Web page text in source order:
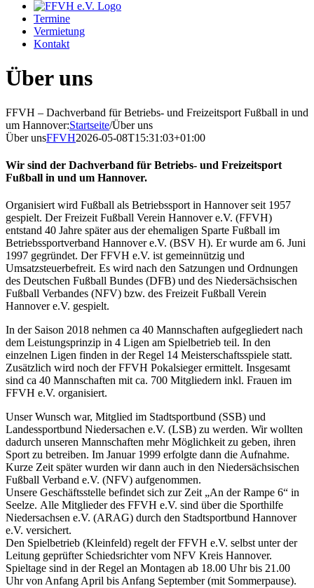
Termine
Vermietung
Kontakt
Über uns
FFVH – Dachverband für Betriebs- und Freizeitsport Fußball in und
um Hannover:Startseite/Über uns
Über unsFFVH2026-05-08T15:31:03+01:00
Wir sind der Dachverband für Betriebs- und Freizeitsport
Fußball in und um Hannover.
Organisiert wird Fußball als Betriebssport in Hannover seit 1957
gespielt. Der Freizeit Fußball Verein Hannover e.V. (FFVH)
entstand 40 Jahre später aus der ehemaligen Sparte Fußball im
Betriebssportverband Hannover e.V. (BSV H). Er wurde am 6. Juni
1997 gegründet. Der FFVH e.V. ist gemeinnützig und
Umsatzsteuerbefreit. Es wird nach den Satzungen und Ordnungen
des Deutschen Fußball Bundes (DFB) und des Niedersächsischen
Fußball Verbandes (NFV) bzw. des Freizeit Fußball Verein
Hannover e.V. gespielt.
In der Saison 2018 nehmen ca 40 Mannschaften aufgegliedert nach
dem Leistungsprinzip in 4 Ligen am Spielbetrieb teil. In den
einzelnen Ligen finden in der Regel 14 Meisterschaftsspiele statt.
Zusätzlich wird noch der FFVH Pokalsieger ermittelt. Insgesamt
sind ca 40 Mannschaften mit ca. 700 Mitgliedern inkl. Frauen im
FFVH e.V. organisiert.
Unser Wunsch war, Mitglied im Stadtsportbund (SSB) und
Landessportbund Niedersachen e.V. (LSB) zu werden. Wir wollten
dadurch unseren Mannschaften mehr Möglichkeit zu geben, ihren
Sport zu betreiben. Im Januar 1999 erfolgte dann die Aufnahme.
Kurze Zeit später wurden wir dann auch in den Niedersächsischen
Fußball Verband e.V. (NFV) aufgenommen.
Unsere Geschäftsstelle befindet sich zur Zeit „An der Rampe 6“ in
Seelze. Alle Mitglieder des FFVH e.V. sind über die Sporthilfe
Niedersachsen e.V. (ARAG) durch den Stadtsportbund Hannover
e.V. versichert.
Den Spielbetrieb (Kleinfeld) regelt der FFVH e.V. selbst unter der
Leitung geprüfter Schiedsrichter vom NFV Kreis Hannover.
Spieltage sind in der Regel an Montagen ab 18.00 Uhr bis 21.00
Uhr von Anfang April bis Anfang September (mit Sommerpause).